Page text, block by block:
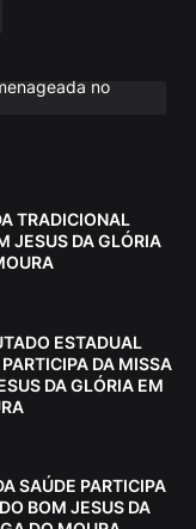
no
TRADICIONAL
JESUS DA GLÓRIA
ESTADUAL
DA MISSA
DA GLÓRIA EM
SAÚDE PARTICIPA
BOM JESUS DA